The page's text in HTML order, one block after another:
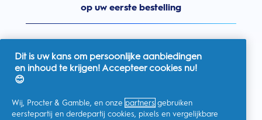
op uw eerste bestelling
Dit is uw kans om persoonlijke aanbiedingen
en inhoud te krijgen! Accepteer cookies nu!
😊
Wij, Procter & Gamble, en onze partners gebruiken
eerstepartij en derdepartij cookies, pixels en vergelijkbare